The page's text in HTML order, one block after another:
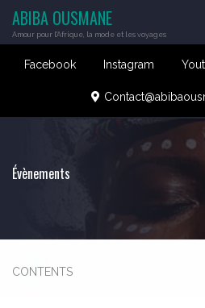
Facebook Instagram
ABIBA OUSMANE
Amour pour l'Afrique, la mode et les voyages
Évènements
CONTENTS